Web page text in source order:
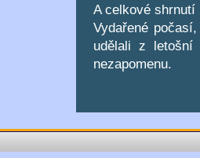
A celkové
Vydařené
udělali z letošní
nezapomenu.